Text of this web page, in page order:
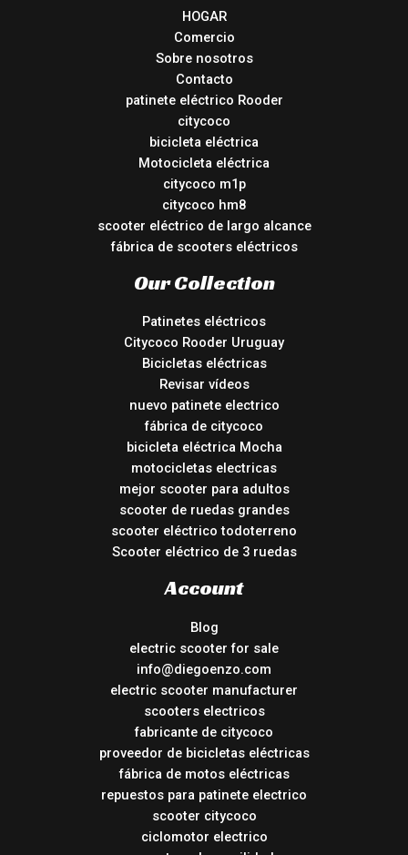
HOGAR
Comercio
Sobre nosotros
Contacto
patinete eléctrico Rooder
citycoco
bicicleta eléctrica
Motocicleta eléctrica
citycoco m1p
citycoco hm8
scooter eléctrico de largo alcance
fábrica de scooters eléctricos
Our Collection
Patinetes eléctricos
Citycoco Rooder Uruguay
Bicicletas eléctricas
Revisar vídeos
nuevo patinete electrico
fábrica de citycoco
bicicleta eléctrica Mocha
motocicletas electricas
mejor scooter para adultos
scooter de ruedas grandes
scooter eléctrico todoterreno
Scooter eléctrico de 3 ruedas
Account
Blog
electric scooter for sale
info@diegoenzo.com
electric scooter manufacturer
scooters electricos
fabricante de citycoco
proveedor de bicicletas eléctricas
fábrica de motos eléctricas
repuestos para patinete electrico
scooter citycoco
ciclomotor electrico